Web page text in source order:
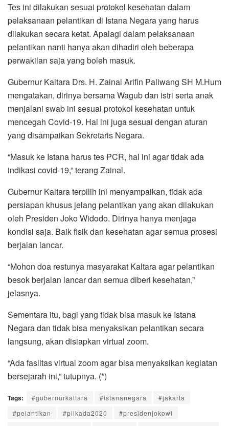
Tes ini dilakukan sesuai protokol kesehatan dalam
pelaksanaan pelantikan di Istana Negara yang harus
dilakukan secara ketat. Apalagi dalam pelaksanaan
pelantikan nanti hanya akan dihadiri oleh beberapa
perwakilan saja yang boleh masuk.
Gubernur Kaltara Drs. H. Zainal Arifin Paliwang SH M.Hum
mengatakan, dirinya bersama Wagub dan istri serta anak
menjalani swab ini sesuai protokol kesehatan untuk
mencegah Covid-19. Hal ini juga sesuai dengan aturan
yang disampaikan Sekretaris Negara.
“Masuk ke Istana harus tes PCR, hal ini agar tidak ada
indikasi covid-19,” terang Zainal.
Gubernur Kaltara terpilih ini menyampaikan, tidak ada
persiapan khusus jelang pelantikan yang akan dilakukan
oleh Presiden Joko Widodo. Dirinya hanya menjaga
kondisi saja. Baik fisik dan kesehatan agar semua prosesi
berjalan lancar.
“Mohon doa restunya masyarakat Kaltara agar pelantikan
besok berjalan lancar dan semua diberi kesehatan,”
jelasnya.
Sementara itu, bagi yang tidak bisa masuk ke Istana
Negara dan tidak bisa menyaksikan pelantikan secara
langsung, akan disiapkan virtual zoom.
“Ada fasiltas virtual zoom agar bisa menyaksikan kegiatan
bersejarah ini,” tutupnya. (*)
Tags: #gubernurkaltara #istananegara
#jakarta
#pelantikan
#pilkada2020
#presidenjokowi